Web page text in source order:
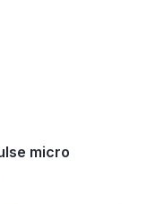
micro